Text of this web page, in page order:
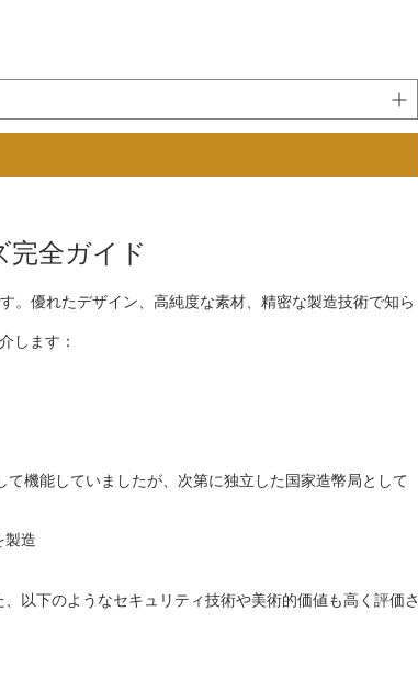
完全ガイド
優れたデザイン、高純度な素材、精密な製造技術で知ら
します：
機能していましたが、次第に独立した国家造幣局として
製造
以下のようなセキュリティ技術や美術的価値も高く評価さ